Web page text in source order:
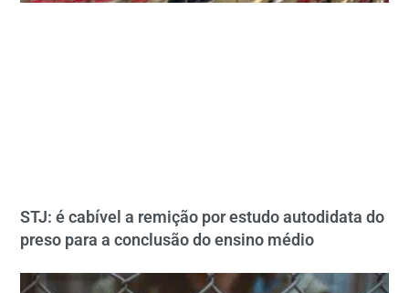
STJ: é cabível a remição por estudo autodidata do
preso para a conclusão do ensino médio